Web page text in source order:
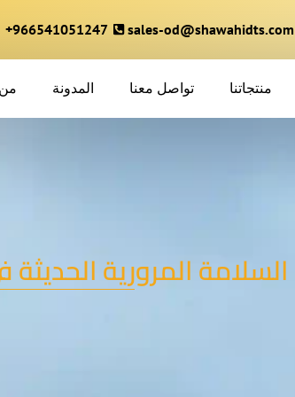
sales-od@shawahidts.com
966541051247+
منتجاتنا تواصل معنا المدونة
السلامة المرورية